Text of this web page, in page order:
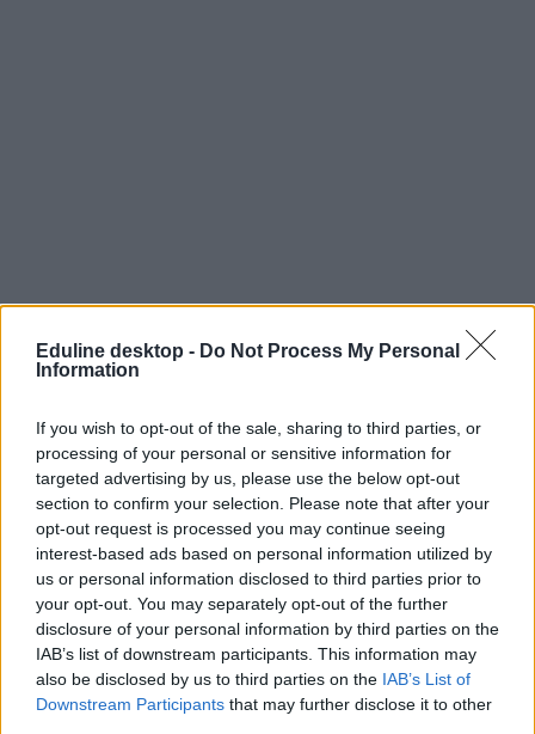
Eduline desktop - Do Not Process My Personal
Information
If you wish to opt-out of the sale, sharing to third parties, or
processing of your personal or sensitive information for
targeted advertising by us, please use the below opt-out
section to confirm your selection. Please note that after your
opt-out request is processed you may continue seeing
interest-based ads based on personal information utilized by
us or personal information disclosed to third parties prior to
your opt-out. You may separately opt-out of the further
disclosure of your personal information by third parties on the
IAB’s list of downstream participants. This information may
also be disclosed by us to third parties on the IAB’s List of
Downstream Participants that may further disclose it to other